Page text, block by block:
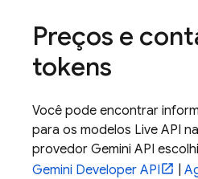
Preços e
tokens
Você pode encontrar
para os modelos Live API
provedor Gemini API
Gemini Developer API